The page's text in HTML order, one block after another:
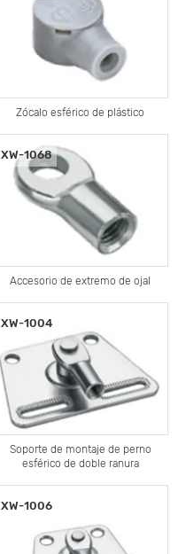
Zócalo esférico de plástico
Accesorio de extremo de ojal
XW-1068
Soporte de montaje de perno
esférico de doble ranura
XW-1004
XW-1006